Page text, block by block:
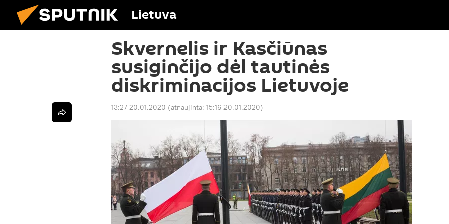
Lietuva
Skvernelis ir Kasčiūnas
susiginčijo dėl tautinės
diskriminacijos Lietuvoje
13:27 20.01.2020 (atnaujinta: 15:16 20.01.2020)